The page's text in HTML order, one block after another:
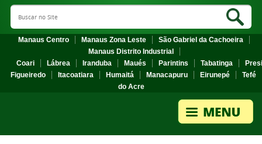
Search Site
Manaus Centro Manaus Zona Leste
São Gabriel da Cachoeira
Manaus Distrito Industrial
Coari
Lábrea Iranduba Maués Parintins Tabatinga
Figueiredo
Itacoatiara Humaitá Manacapuru Eirunepé
Tefé
do Acre